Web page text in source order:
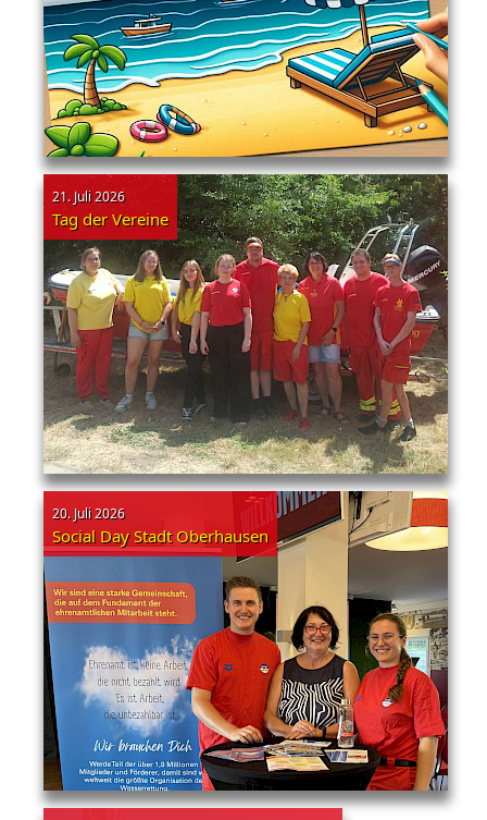
21. Juli 2026
Tag der Vereine
20. Juli 2026
Social Day Stadt Oberhausen